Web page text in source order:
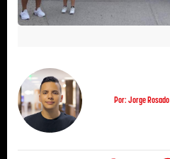
Por: Jorge Rosado